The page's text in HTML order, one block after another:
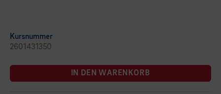
Kursnummer
2601431350
IN DEN WARENKORB